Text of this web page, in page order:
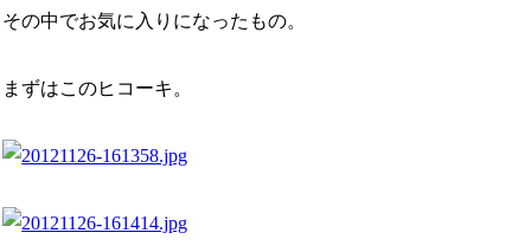
その中でお気に入りになったもの。
まずはこのヒコーキ。